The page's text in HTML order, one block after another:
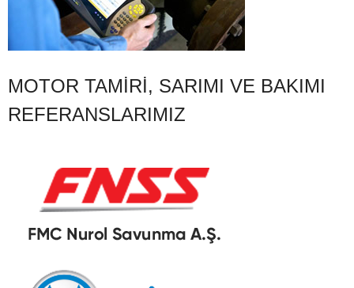
MOTOR TAMIRI, SARIMI VE BAKIMI
REFERANSLARIMIZ